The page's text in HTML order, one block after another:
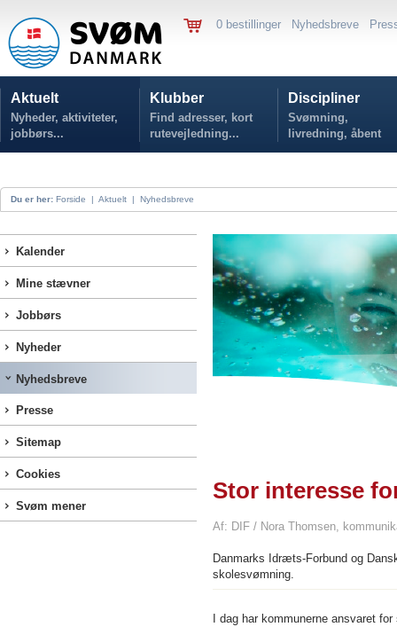
0 bestillinger Nyhedsbreve
Aktuelt
Nyheder, aktiviteter,
jobbørs...
Klubber
Find adresser, kort
rutevejledning...
Discipliner
Svømning,
livredning, åbent
vand...
Du er her: Forside | Aktuelt | Nyhedsbreve
Kalender
Mine stævner
Jobbørs
Nyheder
Nyhedsbreve
Presse
Sitemap
Cookies
Svøm mener
Stor interesse
Af: DIF / Nora Thomsen,
Danmarks Idræts-Forbund og
skolesvømning.
I dag har kommunerne ansvaret